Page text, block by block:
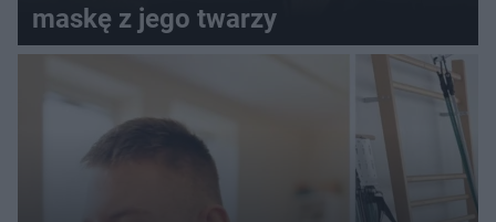
maskę z jego twarzy